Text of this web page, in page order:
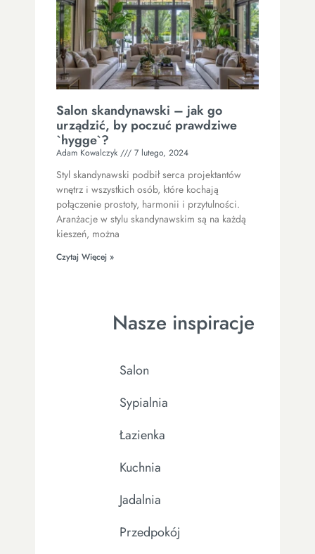
Salon skandynawski – jak go
urządzić, by poczuć prawdziwe
`hygge`?
Adam Kowalczyk 7 lutego, 2024
Styl skandynawski podbił serca projektantów
wnętrz i wszystkich osób, które kochają
połączenie prostoty, harmonii i przytulności.
Aranżacje w stylu skandynawskim są na każdą
kieszeń, można
Czytaj Więcej »
Nasze inspiracje
Salon
Sypialnia
Łazienka
Kuchnia
Jadalnia
Przedpokój